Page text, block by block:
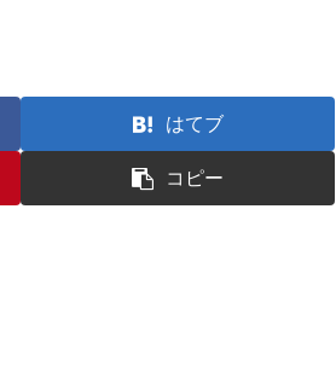
はてブ
コピー